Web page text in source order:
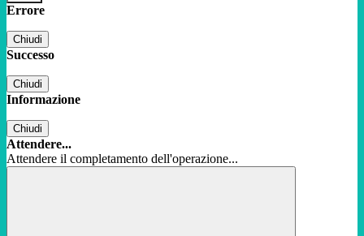
Errore
Chiudi
Successo
Chiudi
Informazione
Chiudi
Attendere...
Attendere il completamento dell'operazione...